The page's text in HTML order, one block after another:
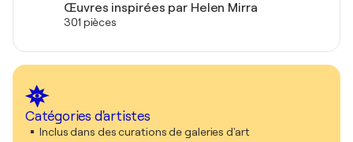
Œuvres inspirées par Helen Mirra
301 pièces
Catégories d'artistes
Inclus dans des curations de galeries d'art